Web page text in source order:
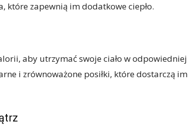
które zapewnią im dodatkowe ciepło.
aby utrzymać swoje ciało w odpowiedniej
i zrównoważone posiłki, które dostarczą im